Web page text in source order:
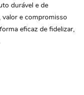
durável e de
valor e compromisso
eficaz de fidelizar,